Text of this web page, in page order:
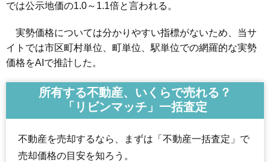
では公示地価の1.0～1.1倍と言われる。
実勢価格については分かりやすい指標がないため、当サ
イトでは市区町村単位、町単位、駅単位での網羅的な実勢
価格をAIで推計した。
所有する不動産、いくらで売れる？
「リビンマッチ」一括査定
不動産を売却するなら、まずは「不動産一括査定」で
売却価格の目安を知ろう。